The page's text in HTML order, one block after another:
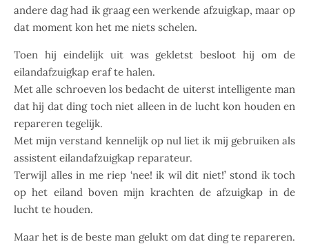
andere dag had ik graag een werkende afzuigkap, maar op
dat moment kon het me niets schelen.
Toen hij eindelijk uit was gekletst besloot hij om de
eilandafzuigkap eraf te halen.
Met alle schroeven los bedacht de uiterst intelligente man
dat hij dat ding toch niet alleen in de lucht kon houden en
repareren tegelijk.
Met mijn verstand kennelijk op nul liet ik mij gebruiken als
assistent eilandafzuigkap reparateur.
Terwijl alles in me riep ‘nee! ik wil dit niet!’ stond ik toch
op het eiland boven mijn krachten de afzuigkap in de
lucht te houden.
Maar het is de beste man gelukt om dat ding te repareren.